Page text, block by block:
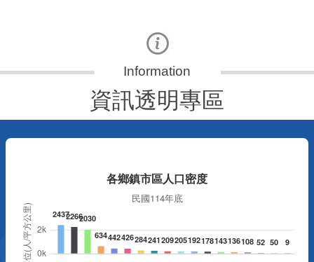
資訊透明專區